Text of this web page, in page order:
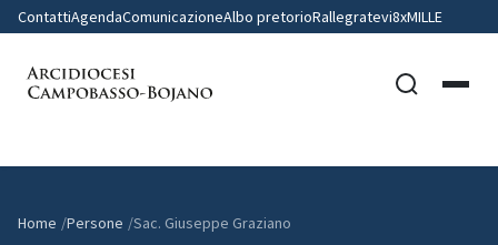
ContattiAgendaComunicazioneAlbo pretorioRallegratevi8xMILLE
Home Persone Sac. Giuseppe Graziano